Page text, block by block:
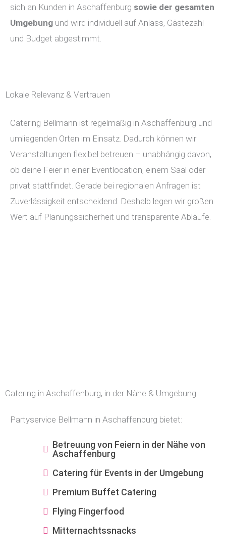
sich an Kunden in Aschaffenburg sowie der gesamten
Umgebung und wird individuell auf Anlass, Gästezahl
und Budget abgestimmt.
Lokale Relevanz & Vertrauen
Catering Bellmann ist regelmäßig in Aschaffenburg und
umliegenden Orten im Einsatz. Dadurch können wir
Veranstaltungen flexibel betreuen – unabhängig davon,
ob deine Feier in einer Eventlocation, einem Saal oder
privat stattfindet. Gerade bei regionalen Anfragen ist
Zuverlässigkeit entscheidend. Deshalb legen wir großen
Wert auf Planungssicherheit und transparente Abläufe.
Catering in Aschaffenburg, in der Nähe & Umgebung
Partyservice Bellmann in Aschaffenburg bietet:
Betreuung von Feiern in der Nähe von
Aschaffenburg
Catering für Events in der Umgebung
Premium Buffet Catering
Flying Fingerfood
Mitternachtssnacks